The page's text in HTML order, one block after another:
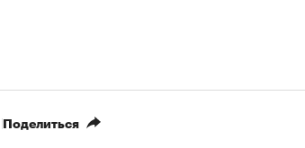
Поделиться